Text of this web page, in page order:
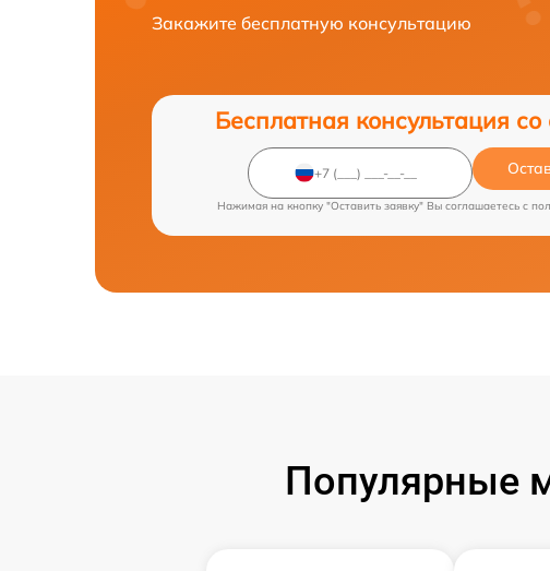
Закажите бесплатную консультацию
Бесплатная консультация
Нажимая на кнопку "Оставить заявку" Вы соглашаетесь c
Популярные